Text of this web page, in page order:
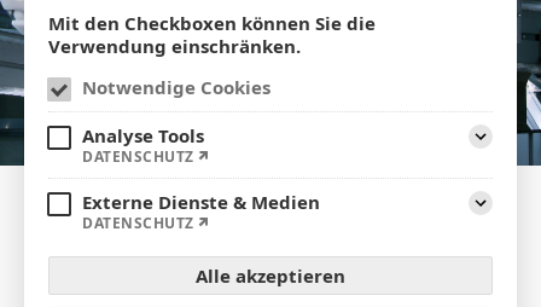
SERVICE / QUALITÄT
Die Markenzeichen der Nowack GmbH
Mit den Checkboxen können Sie die
Verwendung einschränken.
Notwendige Cookies
Analyse Tools
DATENSCHUTZ
Externe Dienste & Medien
DATENSCHUTZ
Alle akzeptieren